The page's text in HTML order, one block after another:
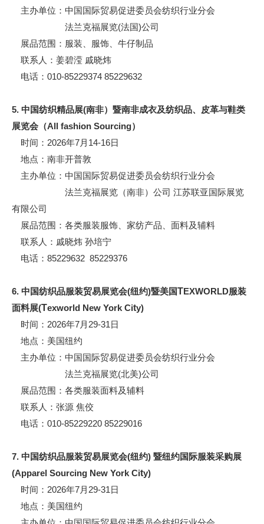
主办单位：中国国际贸易促进委员会纺织行业分会
法兰克福展览(法国)公司
展品范围：服装、服饰、牛仔制品
联系人：姜碧滢 戚晓炜
电话：010-85229374 85229632
5. 中国纺织精品展(南非）暨南非成衣及纺织品、皮革与鞋类
展览会（All fashion Sourcing）
时间：2026年7月14-16日
地点：南非开普敦
主办单位：中国国际贸易促进委员会纺织行业分会
法兰克福展览（南非）公司 江苏联亚国际展览
有限公司
展品范围：各类服装服饰、家纺产品、面料及辅料
联系人：戚晓炜 孙培宁
电话：85229632 85229376
6. 中国纺织品服装贸易展览会(纽约)暨美国TEXWORLD服装
面料展(Texworld New York City)
时间：2026年7月29-31日
地点：美国纽约
主办单位：中国国际贸易促进委员会纺织行业分会
法兰克福展览(北美)公司
展品范围：各类服装面料及辅料
联系人：张源 焦佼
电话：010-85229220 85229016
7. 中国纺织品服装贸易展览会(纽约) 暨纽约国际服装采购展
(Apparel Sourcing New York City)
时间：2026年7月29-31日
地点：美国纽约